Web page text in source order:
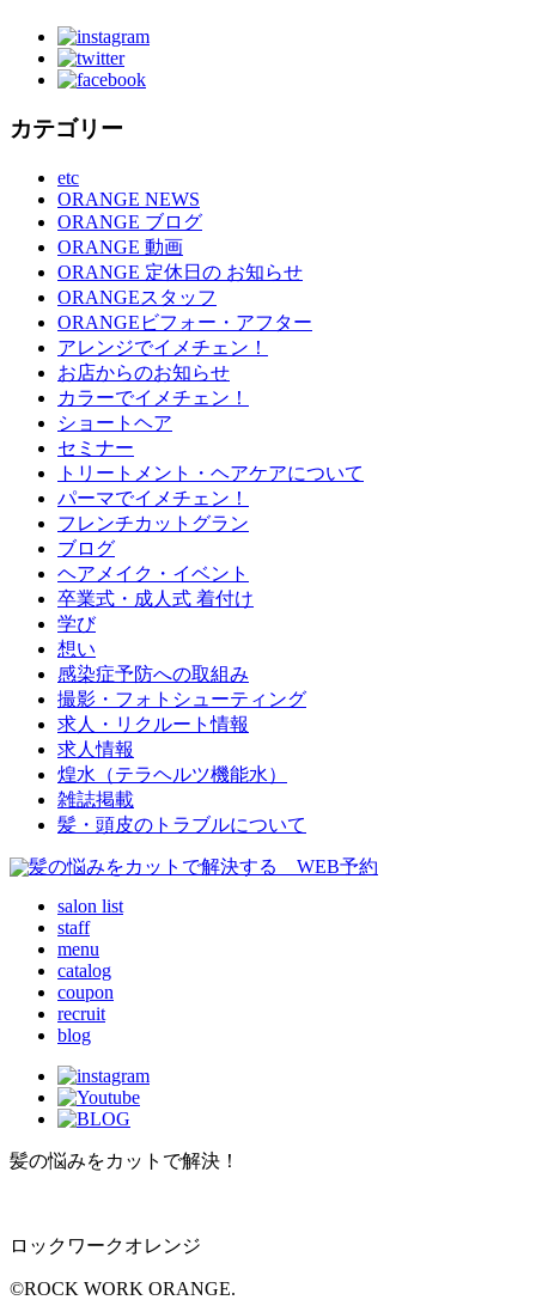
カテゴリー
etc
ORANGE NEWS
ORANGE ブログ
ORANGE 動画
ORANGE 定休日の お知らせ
ORANGEスタッフ
ORANGEビフォー・アフター
アレンジでイメチェン！
お店からのお知らせ
カラーでイメチェン！
ショートヘア
セミナー
トリートメント・ヘアケアについて
パーマでイメチェン！
フレンチカットグラン
ブログ
ヘアメイク・イベント
卒業式・成人式 着付け
学び
想い
感染症予防への取組み
撮影・フォトシューティング
求人・リクルート情報
求人情報
煌水（テラヘルツ機能水）
雑誌掲載
髪・頭皮のトラブルについて
salon list
staff
menu
catalog
coupon
recruit
blog
髪の悩みをカットで解決！
ロックワークオレンジ
©ROCK WORK ORANGE.